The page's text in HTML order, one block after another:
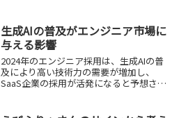
生成AIの普及がエンジニア市場に
与える影響
2024年のエンジニア採用は、生成AIの普
及により高い技術力の需要が増加し、
SaaS企業の採用が活発になると予想され